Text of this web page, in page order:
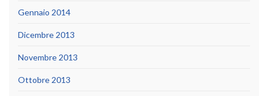
Gennaio 2014
Dicembre 2013
Novembre 2013
Ottobre 2013